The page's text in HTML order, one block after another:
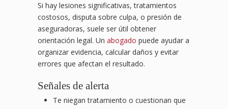
Si hay lesiones significativas, tratamientos
costosos, disputa sobre culpa, o presión de
aseguradoras, suele ser útil obtener
orientación legal. Un abogado puede ayudar a
organizar evidencia, calcular daños y evitar
errores que afectan el resultado.
Señales de alerta
Te niegan tratamiento o cuestionan que